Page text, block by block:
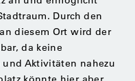
Durch den
diesem Ort wird der
da keine
Aktivitäten nahezu